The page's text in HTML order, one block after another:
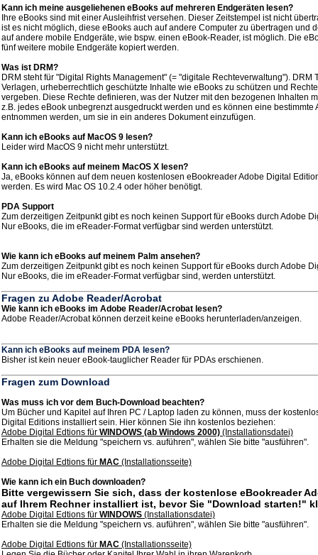
Kann ich meine ausgeliehenen eBooks auf mehreren Endgeräten lesen?
Ihre eBooks sind mit einer Ausleihfrist versehen. Dieser Zeitstempel ist nicht
ist es nicht möglich, diese eBooks auch auf andere Computer zu übertragen und
auf andere mobile Endgeräte, wie bspw. einen eBook-Reader, ist möglich. Die
fünf weitere mobile Endgeräte kopiert werden.
Was ist DRM?
DRM steht für "Digital Rights Management" (= "digitale Rechteverwaltung"). DRM
Verlagen, urheberrechtlich geschützte Inhalte wie eBooks zu schützen und
vergeben. Diese Rechte definieren, was der Nutzer mit den bezogenen Inhalten
z.B. jedes eBook unbegrenzt ausgedruckt werden und es können eine bestimmte
entnommen werden, um sie in ein anderes Dokument einzufügen.
Kann ich eBooks auf MacOS 9 lesen?
Leider wird MacOS 9 nicht mehr unterstützt.
Kann ich eBooks auf meinem MacOS X lesen?
Ja, eBooks können auf dem neuen kostenlosen eBookreader Adobe Digital
werden. Es wird Mac OS 10.2.4 oder höher benötigt.
PDA Support
Zum derzeitigen Zeitpunkt gibt es noch keinen Support für eBooks durch Adobe
Nur eBooks, die im eReader-Format verfügbar sind werden unterstützt.
Wie kann ich eBooks auf meinem Palm ansehen?
Zum derzeitigen Zeitpunkt gibt es noch keinen Support für eBooks durch Adobe
Nur eBooks, die im eReader-Format verfügbar sind, werden unterstützt.
Fragen zu Adobe Reader/Acrobat
Wie kann ich eBooks im Adobe Reader/Acrobat lesen?
Adobe Reader/Acrobat können derzeit keine eBooks herunterladen/anzeigen.
Kann ich eBooks auf meinem PDA lesen?
Bisher ist kein neuer eBook-tauglicher Reader für PDAs erschienen.
Fragen zum Download
Was muss ich vor dem Buch-Download beachten?
Um Bücher und Kapitel auf Ihren PC / Laptop laden zu können, muss der
Digital Editions installiert sein. Hier können Sie ihn kostenlos beziehen:
Adobe Digital Edtions für WINDOWS (ab Windows 2000) (Installationsdatei)
Erhalten sie die Meldung "speichern vs. auführen", wählen Sie bitte "ausführen".
Adobe Digital Edtions für MAC (Installationsseite)
Wie kann ich ein Buch downloaden?
Bitte vergewissern Sie sich, dass der kostenlose eBookreader
auf Ihrem Rechner installiert ist, bevor Sie "Download starten!"
Adobe Digital Edtions für WINDOWS (Installationsdatei)
Erhalten sie die Meldung "speichern vs. auführen", wählen Sie bitte "ausführen".
Adobe Digital Edtions für MAC (Installationsseite)